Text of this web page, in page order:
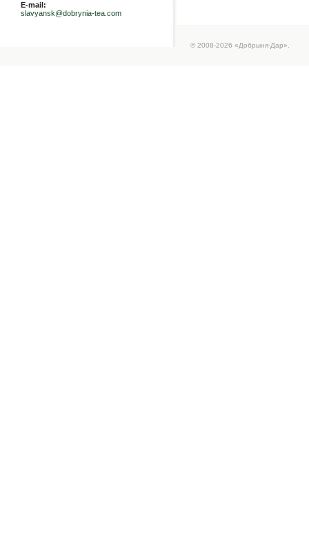
E-mail:
slavyansk@dobrynia-tea.com
© 2008-2026 «Добрыня-Дар».